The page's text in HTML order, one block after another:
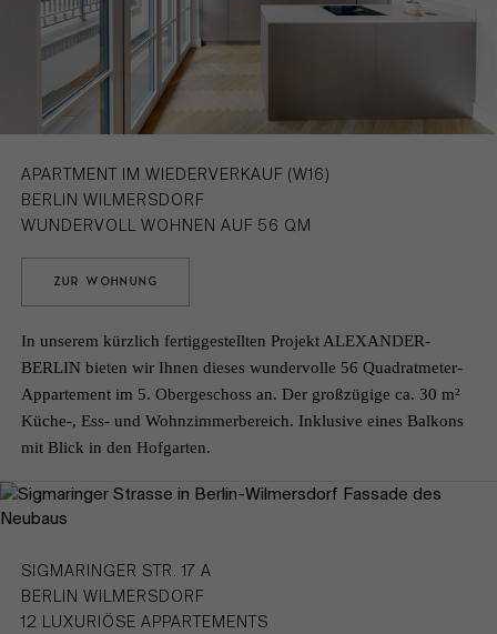
APARTMENT IM WIEDERVERKAUF (W16)
BERLIN WILMERSDORF
WUNDERVOLL WOHNEN AUF 56 QM
ZUR WOHNUNG
In unserem kürzlich fertiggestellten Projekt ALEXANDER-
BERLIN bieten wir Ihnen dieses wundervolle 56 Quadratmeter-
Appartement im 5. Obergeschoss an. Der großzügige ca. 30 m²
Küche-, Ess- und Wohnzimmerbereich. Inklusive eines Balkons
mit Blick in den Hofgarten.
SIGMARINGER STR. 17 A
BERLIN WILMERSDORF
12 LUXURIÖSE APPARTEMENTS